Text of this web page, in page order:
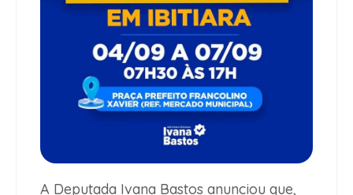
A Deputada Ivana Bastos anunciou que,